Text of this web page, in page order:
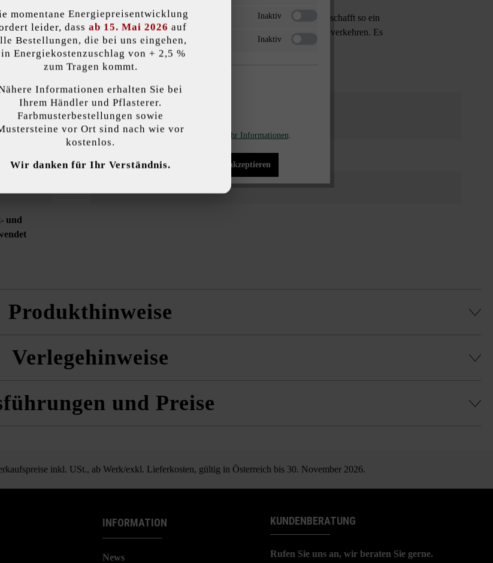
Sie mit dem Parkettpflaster. Seine etwas größere Fase betont die Fugenbreite und schafft so ein
auf allen Flächen, auf denen gelegentlich Fahrzeuge mit einem Gewicht bis zu 7,5 t verkehren. Es
jedem Gebäude, unabhängig von dessen Stil und Alter.
Farbe:
Pflastersteine
und
Produkthinweise
unter Bautipps/Service.
Verlegehinweise
und Preise
inkl. USt., ab Werk/exkl. Lieferkosten, gültig in Österreich bis 30. November 2026.
INFORMATION
News
KUNDENBERATUNG
Rufen Sie uns an, wir beraten Sie gerne.
Inaktiv
Inaktiv
um Ihnen die bestmögliche Funktionalität bieten zu können... Mehr Informationen
Nur funktionale Cookies akzeptieren Alle Cookies akzeptieren
momentane Energiepreisentwicklung
leider, dass ab 15. Mai 2026 auf
Bestellungen, die bei uns eingehen,
Energiekostenzuschlag von + 2,5 %
zum Tragen kommt.
Informationen erhalten Sie bei
Ihrem Händler und Pflasterer.
Farbmusterbestellungen sowie
vor Ort sind nach wie vor
kostenlos.
Wir danken für Ihr Verständnis.